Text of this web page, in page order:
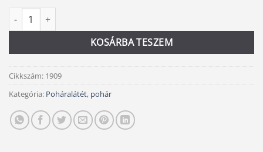
Szíves poháralátét szett mennyiség
KOSÁRBA TESZEM
Alternative:
Cikkszám: 1909
Kategória: Poháralátét, pohár